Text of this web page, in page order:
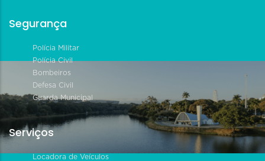
Segurança
Polícia Militar
Polícia Civil
Bombeiros
Defesa Civil
Guarda Municipal
Serviços
Locadora de Veículos